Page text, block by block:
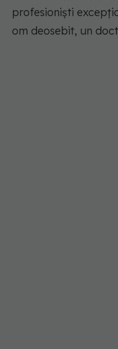
profesioniști
om deosebit, un